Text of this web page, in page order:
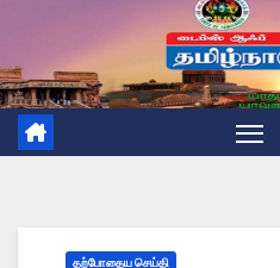
தற்போதைய செய்தி